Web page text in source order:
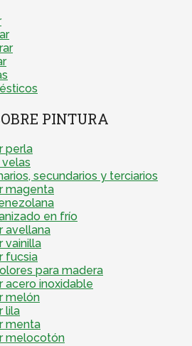
PINTURA
perla
velas
secundarios y terciarios
magenta
en frío
avellana
vainilla
fucsia
para madera
acero inoxidable
melón
lila
menta
melocotón